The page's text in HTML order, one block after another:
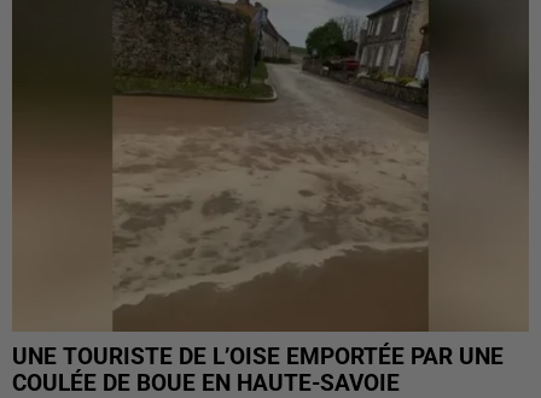
UNE TOURISTE DE L’OISE EMPORTÉE PAR UNE
COULÉE DE BOUE EN HAUTE-SAVOIE